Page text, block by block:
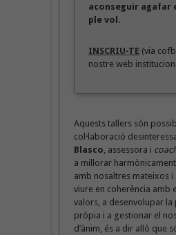
aconseguir agafar
ple vol .
INSCRIU-TE (via
nostre web
Aquests tallers són
col·laboració
Blasco , assessora i
a millorar
amb nosaltres mateixos i
viure en coherència amb
valors, a desenvolupar la
pròpia i a gestionar el
d’ànim, és a dir allò que